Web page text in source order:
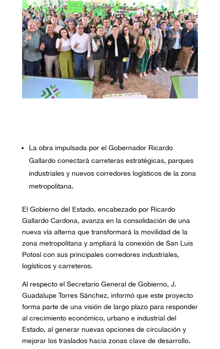
La obra impulsada por el Gobernador Ricardo
Gallardo conectará carreteras estratégicas, parques
industriales y nuevos corredores logísticos de la zona
metropolitana.
El Gobierno del Estado, encabezado por Ricardo
Gallardo Cardona, avanza en la consolidación de una
nueva vía alterna que transformará la movilidad de la
zona metropolitana y ampliará la conexión de San Luis
Potosí con sus principales corredores industriales,
logísticos y carreteros.
Al respecto el Secretario General de Gobierno, J.
Guadalupe Torres Sánchez, informó que este proyecto
forma parte de una visión de largo plazo para responder
al crecimiento económico, urbano e industrial del
Estado, al generar nuevas opciones de circulación y
mejorar los traslados hacia zonas clave de desarrollo.